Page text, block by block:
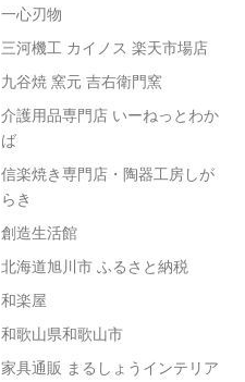
一心刃物
三河機工 カイノス 楽天市場店
九谷焼 窯元 吉右衛門窯
介護用品専門店 いーねっとわか
ば
信楽焼き専門店・陶器工房しが
らき
創造生活館
北海道旭川市 ふるさと納税
和楽屋
和歌山県和歌山市
家具通販 まるしょうインテリア